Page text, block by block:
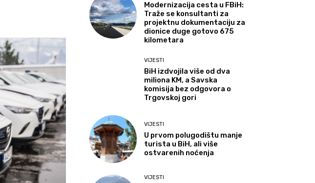
Modernizacija cesta u FBiH:
Traže se konsultanti za
projektnu dokumentaciju za
dionice duge gotovo 675
kilometara
VIJESTI
BiH izdvojila više od dva
miliona KM, a Savska
komisija bez odgovora o
Trgovskoj gori
VIJESTI
U prvom polugodištu manje
turista u BiH, ali više
ostvarenih noćenja
VIJESTI